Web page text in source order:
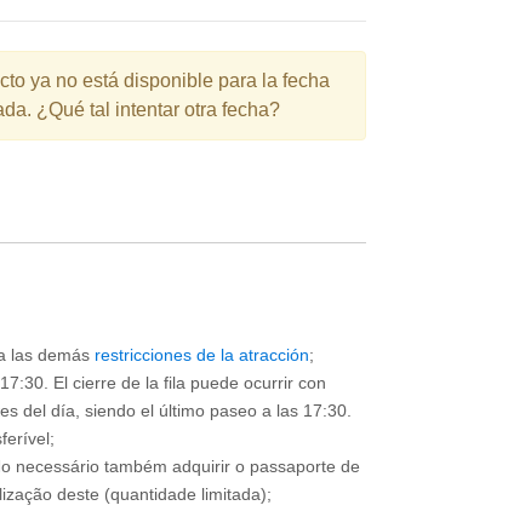
27 28 29
ya no está disponible para la fecha
¿Qué tal intentar otra fecha?
las demás restricciones de la atracción;
El cierre de la fila puede ocurrir con
del día, siendo el último paseo a las 17:30.
necessário também adquirir o passaporte de
deste (quantidade limitada);